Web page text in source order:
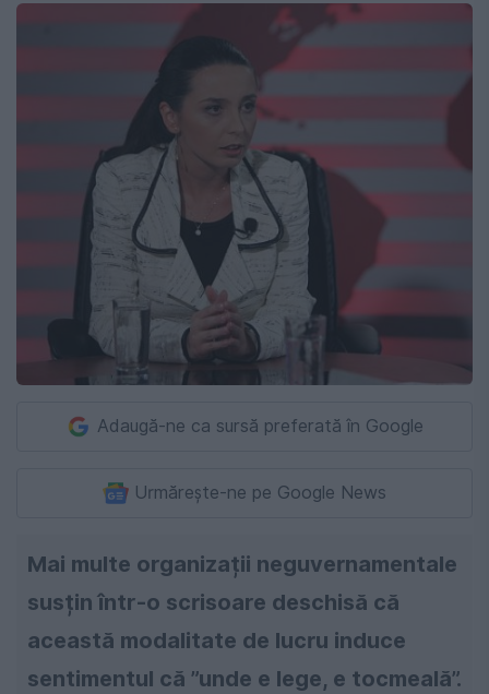
Adaugă-ne ca sursă preferată în Google
Urmărește-ne pe Google News
Mai multe organizații neguvernamentale
susțin într-o scrisoare deschisă că
această modalitate de lucru induce
sentimentul că ”unde e lege, e tocmeală”.